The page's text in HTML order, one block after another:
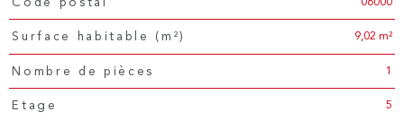
Surface habitable (m²) 9,02 m²
Nombre de pièces 1
Etage 5